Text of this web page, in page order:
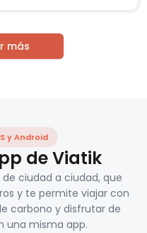
más
y Android
de Viatik
ciudad a ciudad, que
y te permite viajar con
carbono y disfrutar de
una misma app.